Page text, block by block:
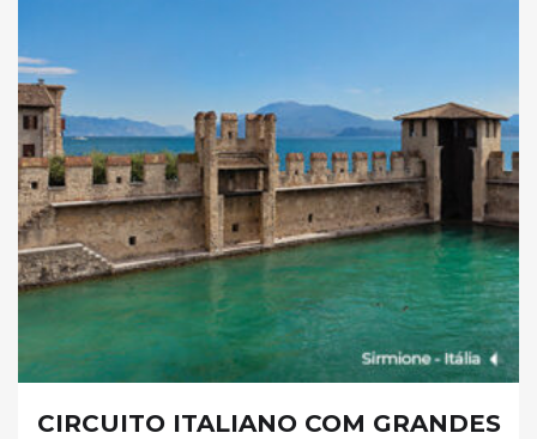
CIRCUITO ITALIANO COM GRANDES